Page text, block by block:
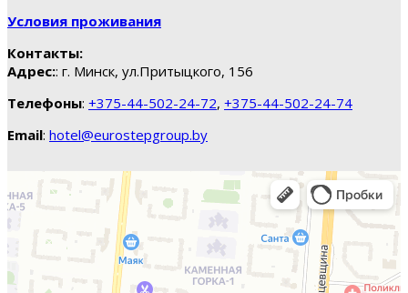
Условия проживания
Контакты:
Адрес:: г. Минск, ул.Притыцкого, 156
Телефоны: +375-44-502-24-72, +375-44-502-24-74
Email: hotel@eurostepgroup.by